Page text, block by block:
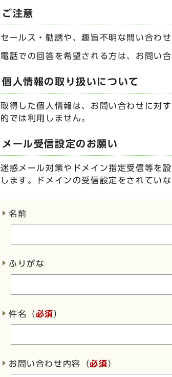
ご注意
セールス・勧誘や、趣旨不明な問い合わ
電話での回答を希望される方は、お問い
個人情報の取り扱いについて
取得した個人情報は、お問い合わせに対
的では利用しません。
メール受信設定のお願い
迷惑メール対策やドメイン指定受信等
します。ドメインの受信設定をされてい
名前
ふりがな
件名（必須）
お問い合わせ内容（必須）